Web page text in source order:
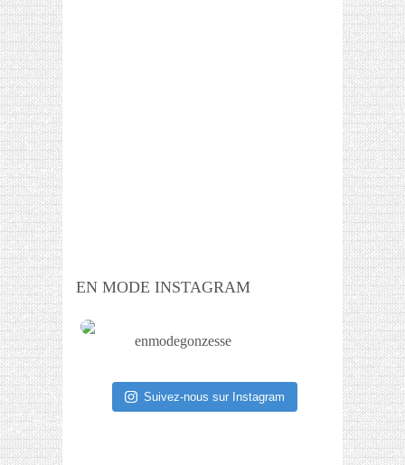
EN MODE INSTAGRAM
enmodegonzesse
Suivez-nous sur Instagram